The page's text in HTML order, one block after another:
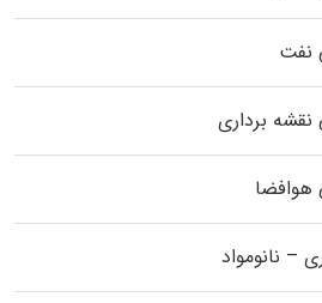
نفت
برداری
هوافضا
– نانومواد